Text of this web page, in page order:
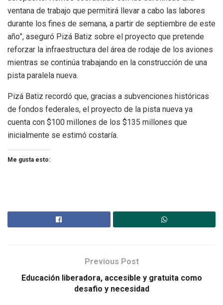
ventana de trabajo que permitirá llevar a cabo las labores
durante los fines de semana, a partir de septiembre de este
año”, aseguró Pizá Batiz sobre el proyecto que pretende
reforzar la infraestructura del área de rodaje de los aviones
mientras se continúa trabajando en la construcción de una
pista paralela nueva.
Pizá Batiz recordó que, gracias a subvenciones históricas
de fondos federales, el proyecto de la pista nueva ya
cuenta con $100 millones de los $135 millones que
inicialmente se estimó costaría.
Me gusta esto:
Previous Post
Educación liberadora, accesible y gratuita como
desafio y necesidad